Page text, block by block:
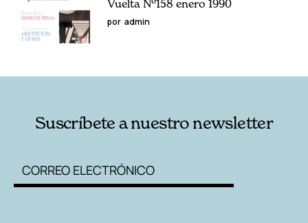
Vuelta Nº158 enero 1990
por admin
Suscríbete a nuestro newsletter